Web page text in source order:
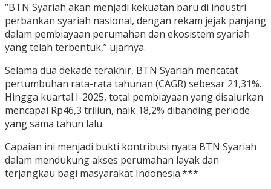
“BTN Syariah akan menjadi kekuatan baru di industri
perbankan syariah nasional, dengan rekam jejak panjang
dalam pembiayaan perumahan dan ekosistem syariah
yang telah terbentuk,” ujarnya.
Selama dua dekade terakhir, BTN Syariah mencatat
pertumbuhan rata-rata tahunan (CAGR) sebesar 21,31%.
Hingga kuartal I-2025, total pembiayaan yang disalurkan
mencapai Rp46,3 triliun, naik 18,2% dibanding periode
yang sama tahun lalu.
Capaian ini menjadi bukti kontribusi nyata BTN Syariah
dalam mendukung akses perumahan layak dan
terjangkau bagi masyarakat Indonesia.***